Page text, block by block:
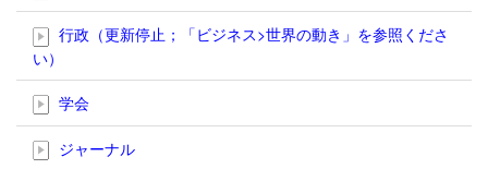
行政（更新停止；「ビジネス>世界の動き」を参照くださ
い）
学会
ジャーナル